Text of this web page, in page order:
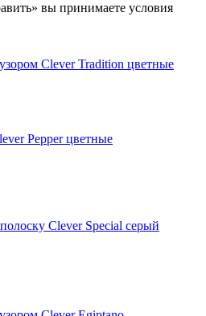
вы принимаете условия
Clever Tradition цветные
Pepper цветные
Clever Special серый